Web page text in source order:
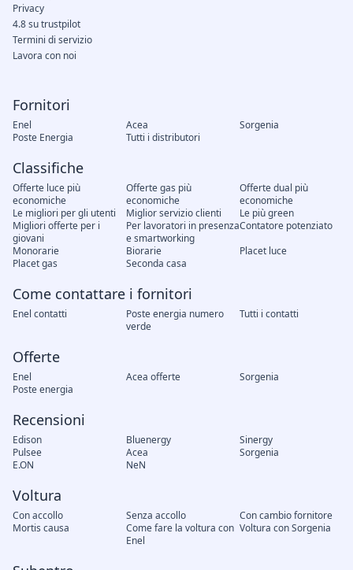
Fornitori
Enel Acea
Sorgenia
Poste Energia
Tutti i distributori
Classifiche
Offerte luce più
economiche
Offerte gas più
economiche
Offerte dual più
economiche
Le migliori per gli utenti
Miglior servizio clienti
Le più green
Migliori offerte per i
giovani
Per lavoratori in presenza
e smartworking
Contatore potenziato
Monorarie
Biorarie
Placet luce
Placet gas
Seconda casa
Come contattare i fornitori
Enel contatti
Poste energia numero
verde
Tutti i contatti
Offerte
Enel Acea offerte
Sorgenia
Poste energia
Recensioni
Edison Bluenergy
Sinergy
Pulsee
Acea
Sorgenia
E.ON
NeN
Voltura
Con accollo Senza accollo
Con cambio fornitore
Mortis causa
Come fare la voltura con
Enel
Voltura con Sorgenia
Privacy
4.8 su trustpilot
Termini di servizio
Lavora con noi